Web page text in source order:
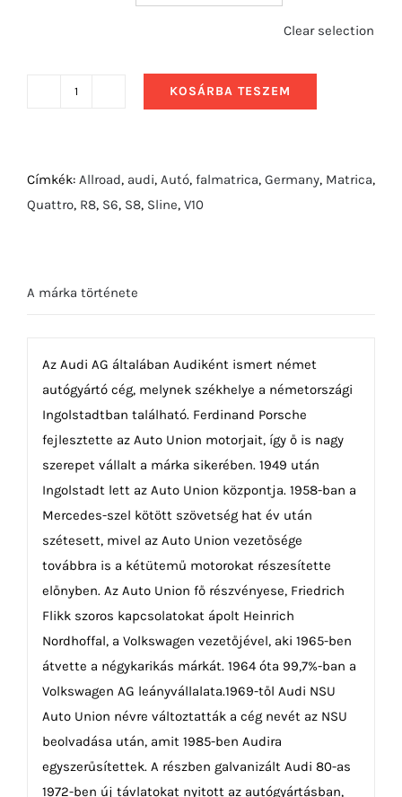
Clear selection
mennyiség
KOSÁRBA TESZEM
Címkék: Allroad, audi, Autó, falmatrica, Germany, Matrica,
Quattro, R8, S6, S8, Sline, V10
A márka története
Az Audi AG általában Audiként ismert német
autógyártó cég, melynek székhelye a németországi
Ingolstadtban található. Ferdinand Porsche
fejlesztette az Auto Union motorjait, így ő is nagy
szerepet vállalt a márka sikerében. 1949 után
Ingolstadt lett az Auto Union központja. 1958-ban a
Mercedes-szel kötött szövetség hat év után
szétesett, mivel az Auto Union vezetősége
továbbra is a kétütemű motorokat részesítette
előnyben. Az Auto Union fő részvényese, Friedrich
Flikk szoros kapcsolatokat ápolt Heinrich
Nordhoffal, a Volkswagen vezetőjével, aki 1965-ben
átvette a négykarikás márkát. 1964 óta 99,7%-ban a
Volkswagen AG leányvállalata.1969-től Audi NSU
Auto Union névre változtatták a cég nevét az NSU
beolvadása után, amit 1985-ben Audira
egyszerűsítettek. A részben galvanizált Audi 80-as
1972-ben új távlatokat nyitott az autógyártásban,